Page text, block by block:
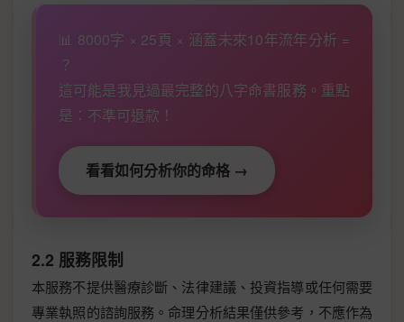
📊 8000字 × 25頁 × 涵蓋未來10年流年分析 =
？
這可能是我見過最完整的八字命書服務。重點
是：不準可退款！
看看如何分析你的命格 →
2.2 服務限制
本服務不提供醫療診斷、法律建議、投資指導或任何需要
專業執照的諮詢服務。命理分析結果僅供參考，不應作為